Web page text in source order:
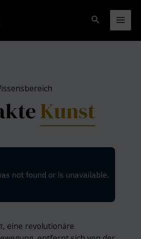
Suchen
Kunst
eine revolutionäre